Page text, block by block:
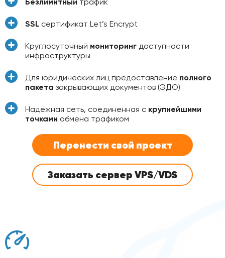
SSL сертификат Let’s Encrypt
Круглосуточный мониторинг доступности
инфраструктуры
Для юридических лиц предоставление полного
пакета закрывающих документов (ЭДО)
Надежная сеть, соединенная с крупнейшими
точками обмена трафиком
Перенести свой проект
Заказать сервер VPS/VDS